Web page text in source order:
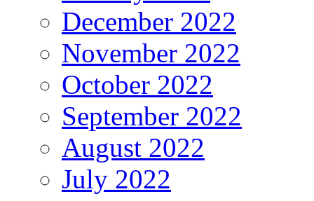
December 2022
November 2022
October 2022
September 2022
August 2022
July 2022